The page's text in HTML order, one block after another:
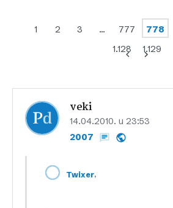
1 2 3 … 777 778
1.128
1.129
veki
14.04.2010. u 23:53
2007
Twixer,